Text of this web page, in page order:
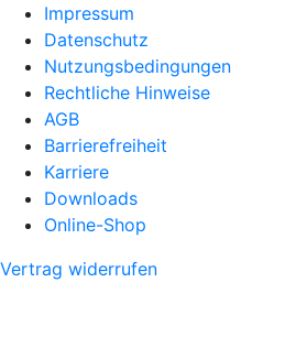
Impressum
Datenschutz
Nutzungsbedingungen
Rechtliche Hinweise
AGB
Barrierefreiheit
Karriere
Downloads
Online-Shop
Vertrag widerrufen